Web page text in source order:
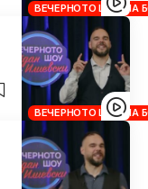
ВЕЧЕРНОТО ШОУ НА
ВЕЧЕРНОТО ШОУ НА